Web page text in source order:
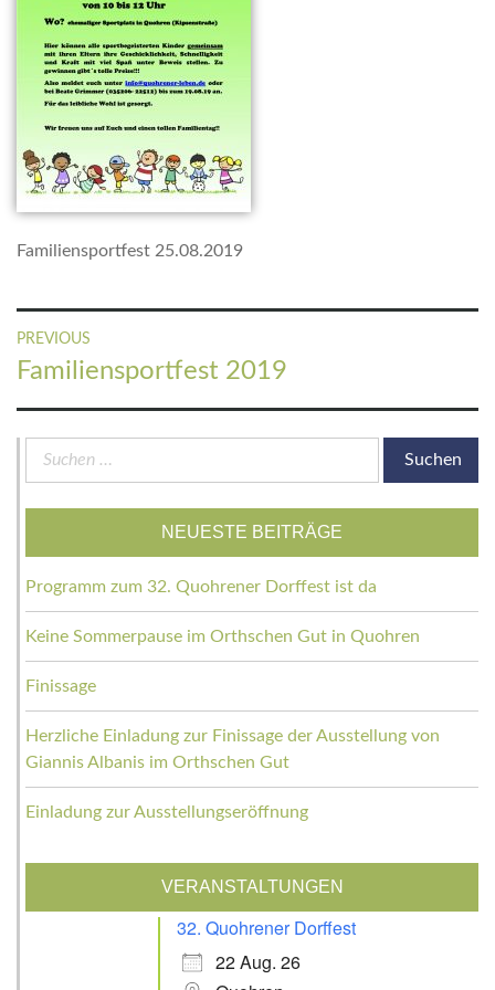
Familiensportfest 25.08.2019
Beitragsnavigation
PREVIOUS
Previous
Familiensportfest 2019
Suchen
NEUESTE BEITRÄGE
Programm zum 32. Quohrener Dorffest ist da
Keine Sommerpause im Orthschen Gut in Quohren
Finissage
Herzliche Einladung zur Finissage der Ausstellung von
Giannis Albanis im Orthschen Gut
Einladung zur Ausstellungseröffnung
VERANSTALTUNGEN
32. Quohrener Dorffest
22 Aug. 26